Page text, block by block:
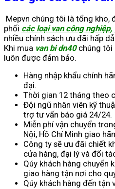
Mepvn chúng tôi là tổng kho,
phối các loại van công nghiệp,
nhiều chính sách ưu đãi hấp
Khi mua van bi dn40chúng tôi
luôn được đảm bảo.
Hàng nhập khẩu chính
đại.
Thời gian 12 tháng theo
Đội ngũ nhân viên kỹ
trợ tư vấn báo giá 24/24.
Miễn phí vận chuyển
Nội, Hồ Chí Minh giao
Công ty sẽ ưu đãi chiết
cửa hàng, đại lý và đối
Qúy khách hàng chuyển
giao hàng tận nơi cho
Qúy khách hàng đến tận